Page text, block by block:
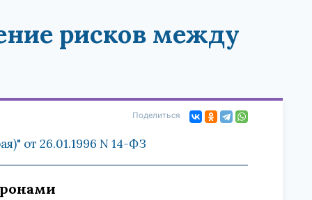
рисков между
Поделиться
от 26.01.1996 N 14-ФЗ